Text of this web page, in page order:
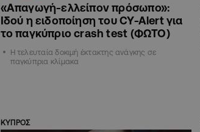
«Απαγωγή-ελλείπον πρόσωπο»:
Ιδού η ειδοποίηση του CY-Alert για
το παγκύπριο crash test (ΦΩΤΟ)
Η τελευταία δοκιμή έκτακτης ανάγκης σε
παγκύπρια κλίμακα
ΚΥΠΡΟΣ